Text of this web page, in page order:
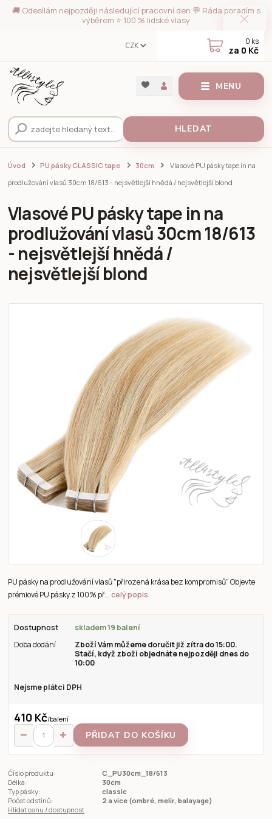
🚚 Odesílám nejpozději následující pracovní den 💬 Ráda poradím s
výběrem ⭐ 100 % lidské vlasy
MENU
CZK
HLEDAT
0 ks
za 0 Kč
Úvod PU pásky CLASSIC tape 30cm
Vlasové PU pásky tape in na
prodlužování vlasů 30cm 18/613 - nejsvětlejší hnědá / nejsvětlejší blond
Vlasové PU pásky tape in na
prodlužování vlasů 30cm 18/613
- nejsvětlejší hnědá /
nejsvětlejší blond
PU pásky na prodlužování vlasů "přirozená krása bez kompromisů" Objevte
prémiové PU pásky z 100% př...celý popis
Dostupnost
skladem 19 balení
Doba dodání
Zboží Vám můžeme doručit již zítra do 15:00.
Stačí, když zboží objednáte nejpozději dnes do
10:00
Nejsme plátci DPH
410 Kč/balení
PŘIDAT DO KOŠÍKU
Číslo produktu:
C_PU30cm_18/613
Délka:
30cm
Typ pásky:
classic
Počet odstínů:
2 a více (ombré, melír, balayage)
Hlídat cenu / dostupnost